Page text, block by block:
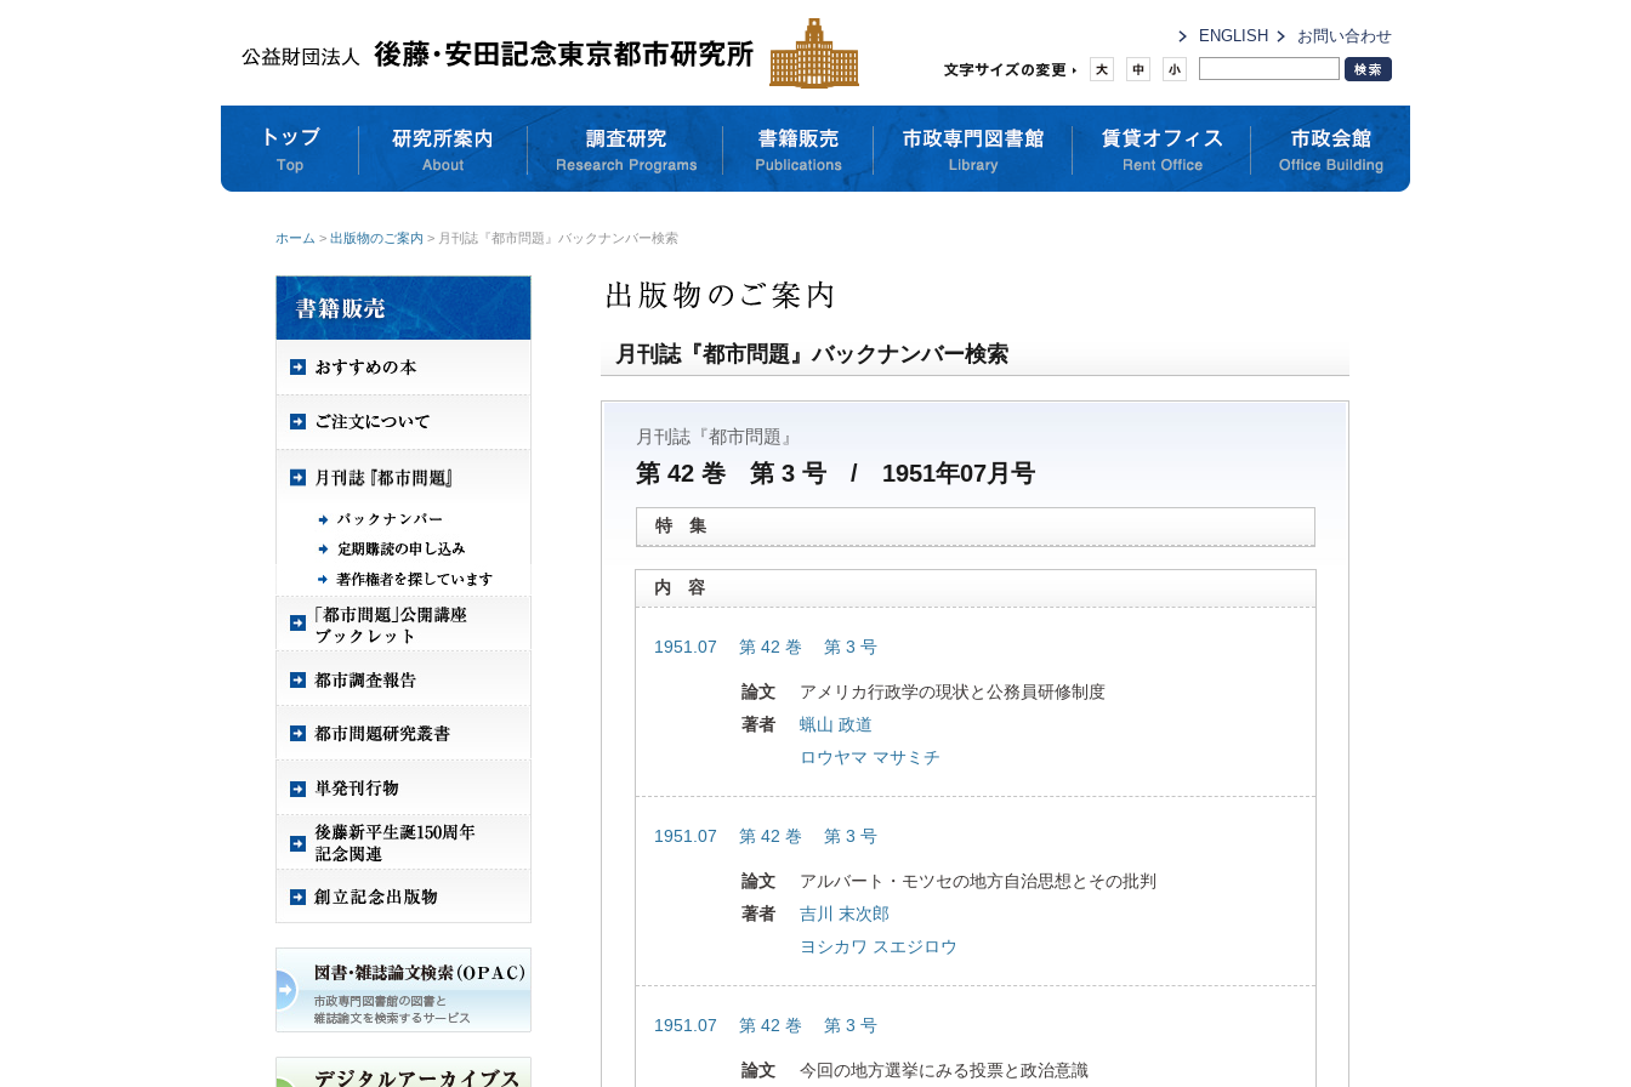
ENGLISH お問い合わせ
ホーム > 出版物のご案内 > 月刊誌『都市問題』バックナンバー検索
月刊誌『都市問題』バックナンバー検索
月刊誌『都市問題』
第 42 巻 第 3 号 / 1951年07月号
特 集
内 容
1951.07 第 42 巻 第 3 号
論文
アメリカ行政学の現状と公務員研修制度
著者
蝋山 政道
ロウヤマ マサミチ
1951.07 第 42 巻 第 3 号
論文
アルバート・モツセの地方自治思想とその批判
著者
吉川 末次郎
ヨシカワ スエジロウ
1951.07 第 42 巻 第 3 号
論文 今回の地方選挙にみる投票と政治意識